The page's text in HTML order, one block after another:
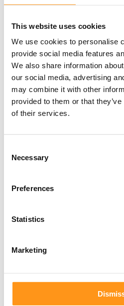
This website uses cookies
We use cookies to personalise
provide social media features
We also share information
our social media, advertising
may combine it with other
provided to them or that
of their services.
Selection
Necessary
Preferences
Statistics
Marketing
opérationnelle,
votre parcours vers
de la FDA et de
Nous gérons
minimisons les
réglementaires et
mise sur le marché.